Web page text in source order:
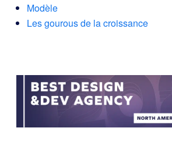
Modèle
Les gourous de la croissance